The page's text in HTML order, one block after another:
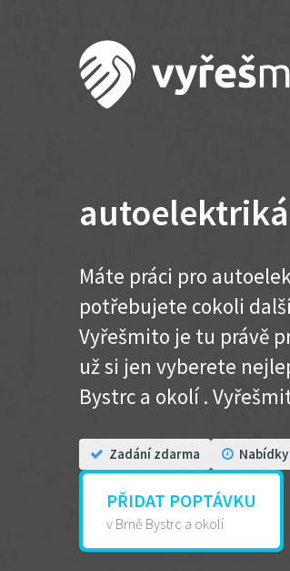
Máte práci pro
potřebujete cokoli
Vyřešmito je tu právě
už si jen vyberete
Bystrc a okolí .
Zadání zdarma
PŘIDAT POPTÁVKU
v Brně Bystrc a okolí